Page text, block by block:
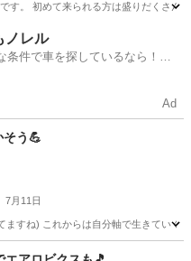
す。 初めて来られる方は盛りだくさ
レッスン
ノレル
条件で車を探しているなら！金
Ad
そう💪
7月11日
すね) これからは自分軸で生きていく
レッスン